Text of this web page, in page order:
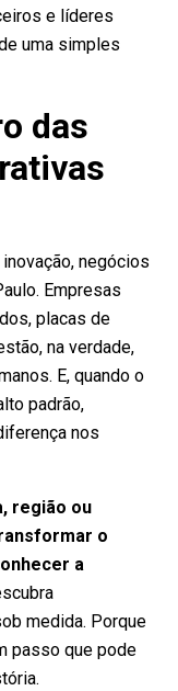
e líderes
uma simples
das
negócios
Empresas
placas de
na verdade,
E, quando o
padrão,
nos
região ou
o
a
medida. Porque
passo que pode